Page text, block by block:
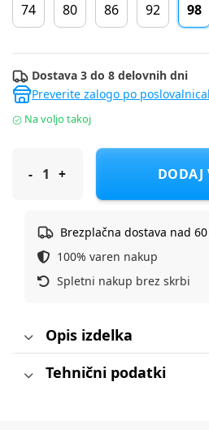
74 80 86 92 98
Dostava 3 do 8 delovnih dni
Preverite zalogo po
Na voljo takoj
Original Marines majica KR
DODAJ
Brezplačna dostava nad
100% varen nakup
Spletni nakup brez skrbi
Opis izdelka
Tehnični podatki